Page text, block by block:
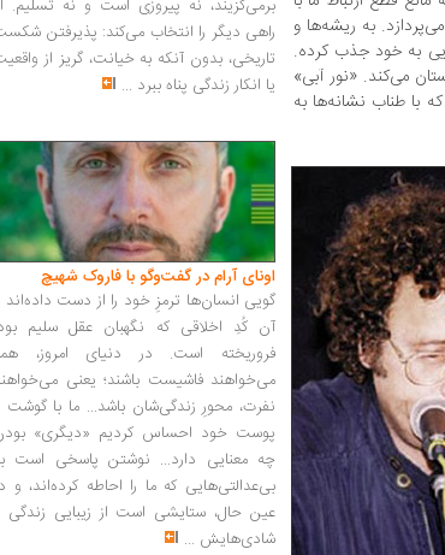
به ریشه‌ها و
به خود جذب کرده.
می‌کند. «نور آبی»
با طناب نشانه‌ها به
برمی‌گزیند، نه پیروزی است و نه تسلیم.
راهی دیگر را انتخاب می‌کند: پذیرفتن
تاریخی، بدون آنکه به خیانت، گریز از
یا انکار زندگی پناه ببرد ...
اونای آرام در گفت‌وگو با فاروک شهیچ‭
گویی انسان‌ها ترمزِ خود را از دست داده‌اند
آن کُدِ اخلاقی که نگهبان عقل سلیم
فروریخته است. در دنیای امروز،
می‌خواهند فاشیست باشند؛ یعنی
نفرت، محورِ زندگی‌شان باشد... ما با گوشت
پوست خود احساس کردیم «دیگری»
چه معنایی دارد... نوشتن پاسخی است
بی‌عدالتی‌هایی که ما را احاطه کرده‌اند، و
عین حال، ستایشی است از زیبایی زندگی
شادی‌هایش ...